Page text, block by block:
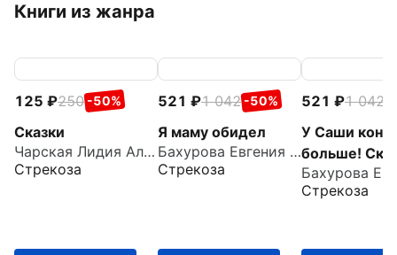
Книги из жанра
125 250 -50%
Сказки
Чарская Лидия Алексеевна
Стрекоза
521 1 042 -50%
Я маму обидел
Бахурова Евгения Петровна
Стрекоза
521 1 042
У Саши
больше!
про
малышей
Стрекоза